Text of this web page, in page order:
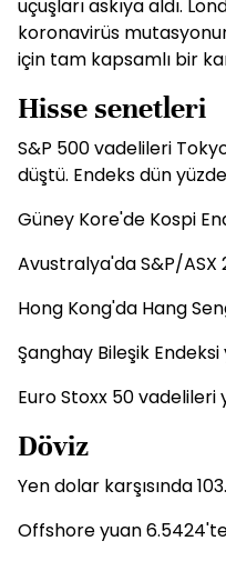
uçuşları askıya aldı.
koronavirüs
için tam kapsamlı bir
Hisse senetleri
S&P 500 vadelileri
düştü. Endeks dün
Güney Kore'de Kospi
Avustralya'da S&P/ASX
Hong Kong'da Hang
Şanghay Bileşik Endeksi
Euro Stoxx 50 vadelileri
Döviz
Yen dolar karşısında
Offshore yuan